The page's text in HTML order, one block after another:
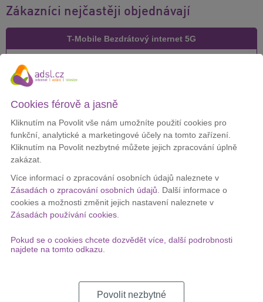
Zákazníci nejčastěji objednávají
T-Mobile Bezdrátový internet 5G
Cena za měsíc:
DETAIL
Vodafone DSL 500
Cookies férově a jasně
Kliknutím na Povolit vše nám umožníte použití cookies pro
funkční, analytické a marketingové účely na tomto zařízení.
Kliknutím na Povolit nezbytné můžete jejich zpracování úplně
zakázat.
Více informací o zpracování osobních údajů naleznete v
Zásadách o zpracování osobních údajů. Další informace o
cookies a možnosti změnit jejich nastavení naleznete v
Zásadách používání cookies.
Pokud se o cookies chcete dozvědět více, další podrobnosti
najdete na tomto odkazu.
Povolit nezbytné